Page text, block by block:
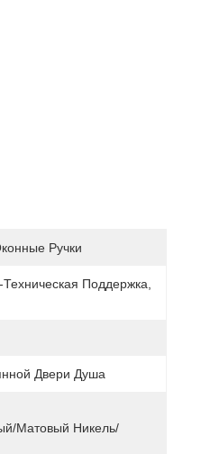
Ручки
Поддержка,
Двери Душа
матовый Никель/